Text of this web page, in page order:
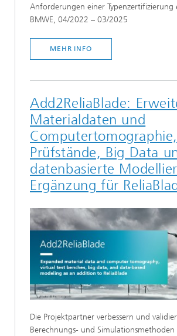
Anforderungen einer Typenzertifizierung
BMWE, 04/2022 – 03/2025
MEHR INFO
Add2ReliaBlade:
Materialdaten und
Prüfstände, Big Data
datenbasierte
Ergänzung für
Die Projektpartner verbessern und
Berechnungs- und